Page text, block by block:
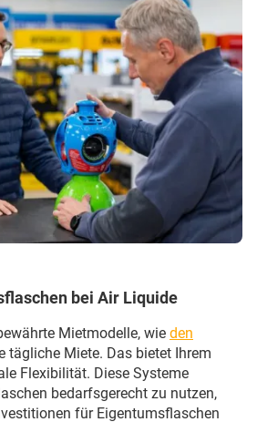
bei Air Liquide
Mietmodelle, wie den
tägliche Miete. Das bietet Ihrem
Flexibilität. Diese Systeme
bedarfsgerecht zu nutzen,
für Eigentumsflaschen